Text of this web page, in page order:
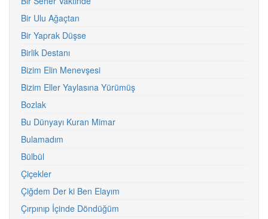
Bir Ulu Ağaçtan
Bir Yaprak Düşse
Birlik Destanı
Bizim Elin Menevşesi
Bizim Eller Yaylasına Yürümüş
Bozlak
Bu Dünyayı Kuran Mimar
Bulamadım
Bülbül
Çiçekler
Çiğdem Der ki Ben Elayım
Çırpınıp İçinde Döndüğüm